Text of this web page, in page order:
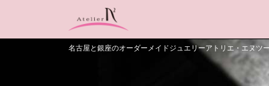
名古屋と銀座のオーダーメイドジュエリーアトリエ・エヌツ